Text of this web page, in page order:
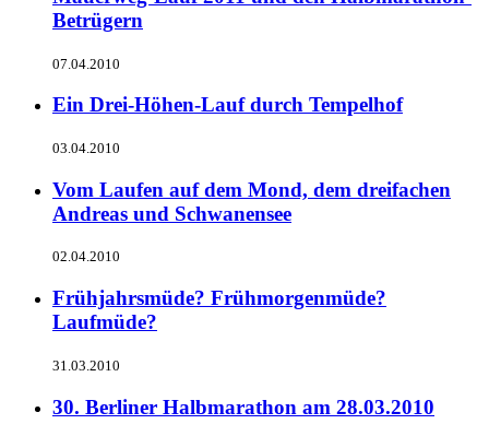
Betrügern
07.04.2010
Ein Drei-Höhen-Lauf durch Tempelhof
03.04.2010
Vom Laufen auf dem Mond, dem dreifachen
Andreas und Schwanensee
02.04.2010
Frühjahrsmüde? Frühmorgenmüde?
Laufmüde?
31.03.2010
30. Berliner Halbmarathon am 28.03.2010